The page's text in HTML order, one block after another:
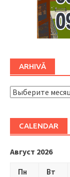
ARHIVĂ
ARHIVĂ
CALENDAR
Август 2026
Пн Вт